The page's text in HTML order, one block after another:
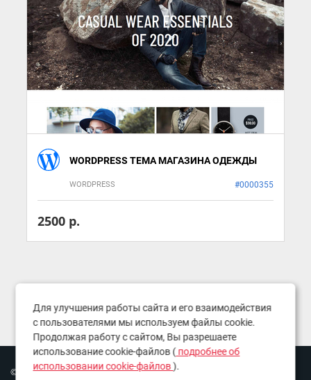
WORDPRESS ТЕМА МАГАЗИНА ОДЕЖДЫ
WORDPRESS #0000355
2500 р.
© Copyright 2016-2026. Все права защищены.
Для улучшения работы сайта и его взаимодействия
с пользователями мы используем файлы cookie.
Продолжая работу с сайтом, Вы разрешаете
использование cookie-файлов ( подробнее об
использовании cookie-файлов ).